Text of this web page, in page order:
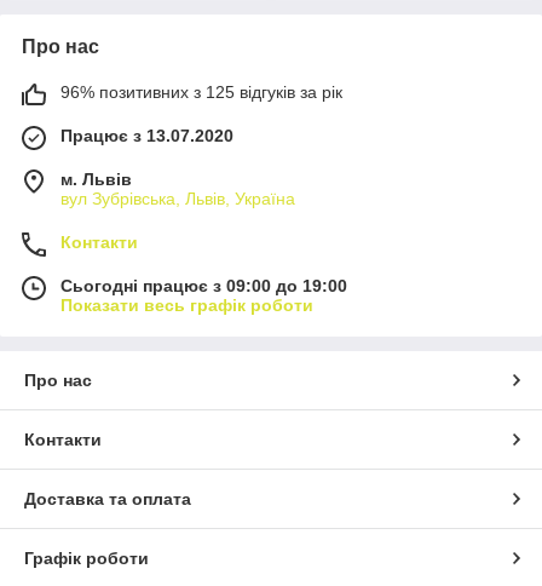
Про нас
96% позитивних з 125 відгуків за рік
Працює з 13.07.2020
м. Львів
вул Зубрівська, Львів, Україна
Контакти
Сьогодні працює з 09:00 до 19:00
Показати весь графік роботи
Про нас
Контакти
Доставка та оплата
Графік роботи